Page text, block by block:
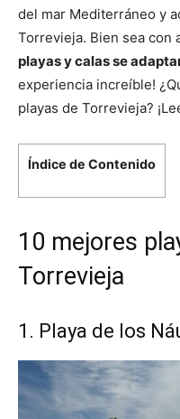
del mar Mediterráneo y
Torrevieja. Bien sea con
playas y calas se
experiencia increíble!
playas de Torrevieja?
Índice de Contenido
10 mejores
Torrevieja
1. Playa de los